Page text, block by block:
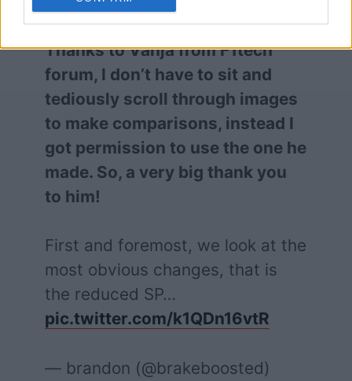
Thanks to Vanja from F1tech
forum, I don’t have to sit and
tediously scroll through images
to make comparisons, instead I
got permission to use the one he
made. So, a very big thank you
to him!
First and foremost, we look at the
most obvious changes, that is
the reduced SP…
pic.twitter.com/k1QDn16vtR
— brandon (@brakeboosted)